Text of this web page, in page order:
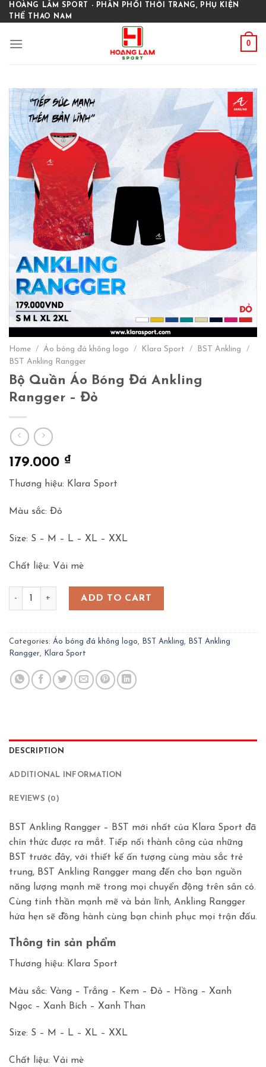
Skip
to
HOÀNG LÂM SPORT - PHÂN PHỐI THỜI TRANG, PHỤ KIỆN
THỂ THAO NAM
0
Home / Áo bóng đá không logo / Klara Sport / BST Ankling
/
BST Ankling Rangger
Bộ Quần Áo Bóng Đá Ankling
Rangger – Đỏ
179.000 ₫
Thương hiệu: Klara Sport
Màu sắc: Đỏ
Size: S – M – L – XL – XXL
Chất liệu: Vải mè
Bộ Quần Áo Bóng Đá Ankling Rangger - Đỏ quantity
ADD TO CART
Categories: Áo bóng đá không logo BST Ankling
BST Ankling
Rangger
Klara Sport
DESCRIPTION
ADDITIONAL INFORMATION
REVIEWS (0)
BST Ankling Rangger – BST mới nhất của Klara Sport đã
chín thức được ra mắt. Tiếp nối thành công của những
BST trước đây, với thiết kế ấn tượng cùng màu sắc trẻ
trung, BST Ankling Rangger mang đến cho bạn nguồn
năng lượng mạnh mẽ trong mọi chuyển động trên sân cỏ.
Cùng tinh thần mạnh mẽ và bản lĩnh, Ankling Rangger
hứa hẹn sẽ đồng hành cùng bạn chinh phục mọi trận đấu.
Thông tin sản phẩm
Thương hiệu: Klara Sport
Màu sắc: Vàng – Trắng – Kem – Đỏ – Hồng – Xanh
Ngọc – Xanh Bích – Xanh Than
Size: S – M – L – XL – XXL
Chất liệu: Vải mè